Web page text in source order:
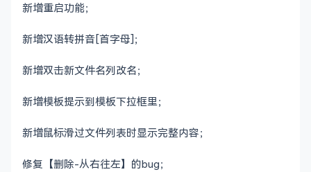
新增重启功能；
新增汉语转拼音[首字母]；
新增双击新文件名列改名；
新增模板提示到模板下拉框里；
新增鼠标滑过文件列表时显示完整内容；
修复【删除-从右往左】的bug；